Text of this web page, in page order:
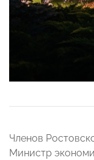
Членов
Министр